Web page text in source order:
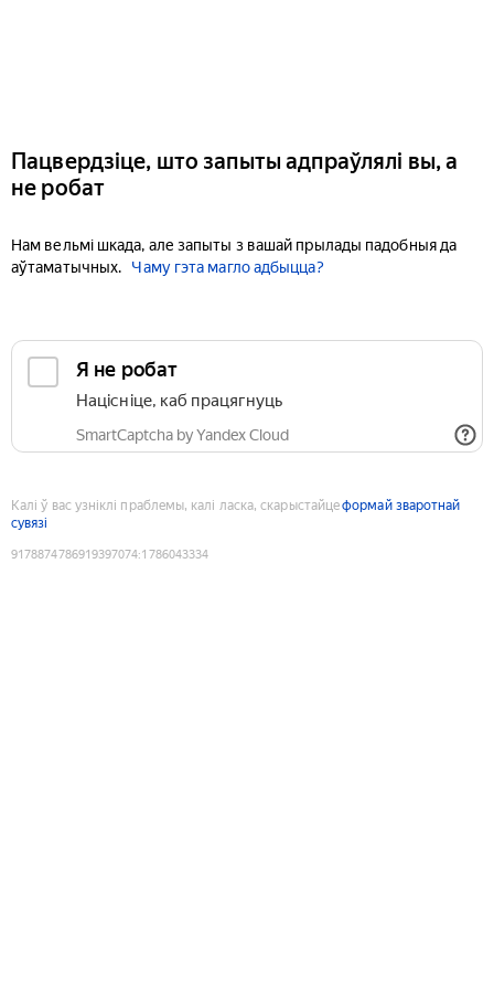
Пацвердзіце, што запыты адпраўлялі вы, а
не робат
Нам вельмі шкада, але запыты з вашай прылады падобныя да
аўтаматычных.
Чаму гэта магло адбыцца?
Я не робат
Націсніце, каб працягнуць
SmartCaptcha by Yandex Cloud
Калі ў вас узніклі праблемы, калі ласка, скарыстайцеформай зваротнай
сувязі
9178874786919397074:1786043334